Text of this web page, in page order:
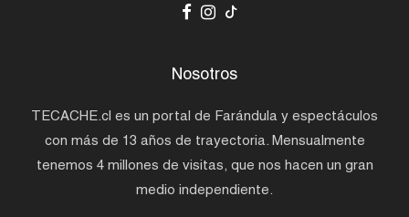
Nosotros
TECACHE.cl es un portal de Farándula y espectáculos
con más de 13 años de trayectoria. Mensualmente
tenemos 4 millones de visitas, que nos hacen un gran
medio independiente.